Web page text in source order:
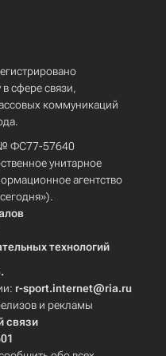
сфере связи,
коммуникаций
№ ФС77-57640
унитарное
агентство
технологий
r-sport.internet@ria.ru
и рекламы
связи